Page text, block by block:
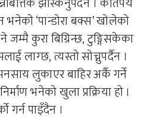
‘पान्डोरा बक्स’ खोलेको
कुरा बिग्रिन्छ, टुङ्गिसकेका
लाग्छ, त्यस्तो सोच्नुपर्दैन ।
लुकाएर बाहिर अर्कै गर्ने
भनेको खुला प्रक्रिया हो ।
गर्न पाइँदैन ।